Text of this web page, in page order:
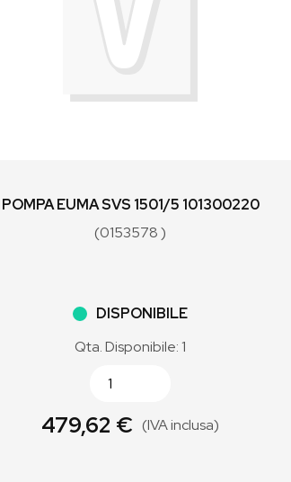
POMPA EUMA SVS 1501/5 101300220
(0153578 )
DISPONIBILE
Qta. Disponibile: 1
479,62 € (IVA inclusa)